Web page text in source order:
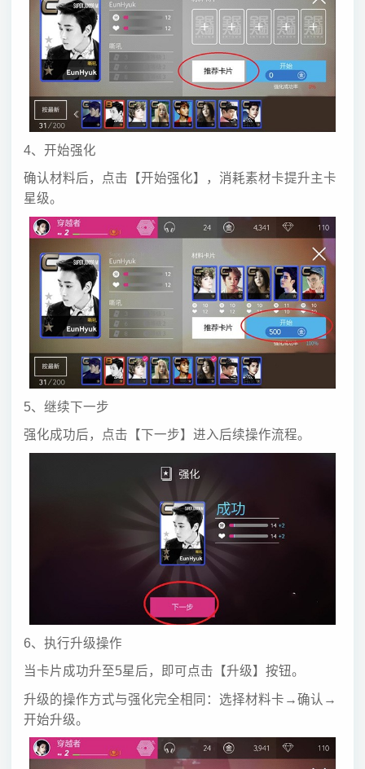
4、开始强化
确认材料后，点击【开始强化】，消耗素材卡提升主卡
星级。
5、继续下一步
强化成功后，点击【下一步】进入后续操作流程。
6、执行升级操作
当卡片成功升至5星后，即可点击【升级】按钮。
升级的操作方式与强化完全相同：选择材料卡→确认→
开始升级。